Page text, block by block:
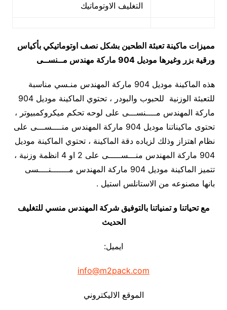
التغليف الاوتوماتيك
مميزات ماكينة تعبئة الطحين بشكل نصف اوتوماتيكي بأكياس
ورقية بزر وغيرها موديل 904 ماركة مهندس مــنســى
هذه الماكينة موديل 904 ماركة المهندس منـسي مناسبة
للتعبئة الوزنية للحبوب والبودر ، تحتوي الماكينة موديل 904
ماركة المهندس مــــنســـى على لوحه تحكم ميكروكمبيوتر ،
تحتوى ماكيناتنا موديل 904 ماركة المهندس منــــســـى على
نظام اهتزاز وذلك لزياده دقة الماكينة ، تحتوي الماكينة موديل
904 ماركة المهندس منـــســـــى على 2 او 4 انظمة وزنية ،
تتميز الماكينة موديل 904 ماركة المهندس مـــــــنــــسى
بانها مصنوعه من الاستانلس استيل .
مع تحياتنا و تمنياتنا بالتوفيق شركة المهندس منسي للتغليف
الحديث
ايميل:
info@m2pack.com
الموقع الاليكتروني